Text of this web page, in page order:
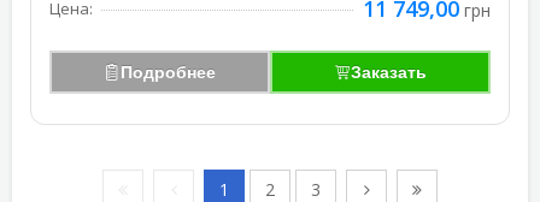
Цена: 11 749,00 грн
Подробнее Заказать
1 2 3